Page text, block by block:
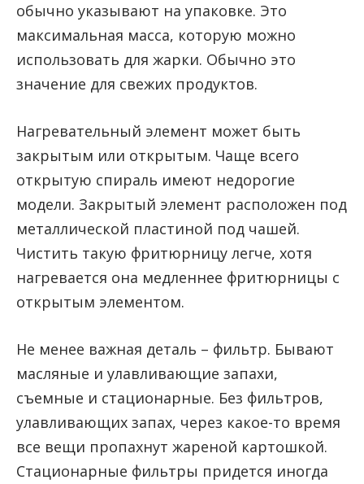
обычно указывают на упаковке. Это
максимальная масса, которую можно
использовать для жарки. Обычно это
значение для свежих продуктов.
Нагревательный элемент может быть
закрытым или открытым. Чаще всего
открытую спираль имеют недорогие
модели. Закрытый элемент расположен под
металлической пластиной под чашей.
Чистить такую фритюрницу легче, хотя
нагревается она медленнее фритюрницы с
открытым элементом.
Не менее важная деталь – фильтр. Бывают
масляные и улавливающие запахи,
съемные и стационарные. Без фильтров,
улавливающих запах, через какое-то время
все вещи пропахнут жареной картошкой.
Стационарные фильтры придется иногда